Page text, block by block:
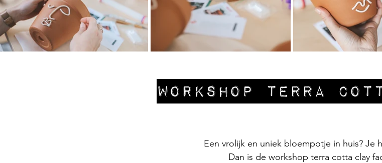
Workshop terra
Een vrolijk en uniek bloempotje in huis? Je
Dan is de workshop terra cotta clay